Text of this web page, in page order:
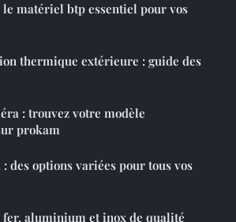
matériel btp essentiel pour vos
thermique extérieure : guide des
: trouvez votre modèle
prokam
des options variées pour tous vos
fer, aluminium et inox de qualité